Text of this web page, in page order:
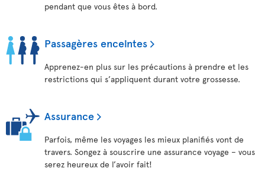
pendant que vous êtes à bord.
Passagères enceintes
Apprenez-en plus sur les précautions à prendre et les
restrictions qui s’appliquent durant votre grossesse.
Assurance
Parfois, même les voyages les mieux planifiés vont de
travers. Songez à souscrire une assurance voyage – vous
serez heureux de l’avoir fait!